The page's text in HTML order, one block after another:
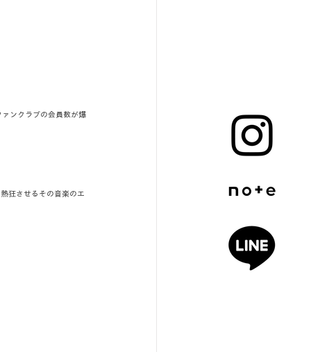
ンクラブの会員数が爆
狂させるその音楽のエ